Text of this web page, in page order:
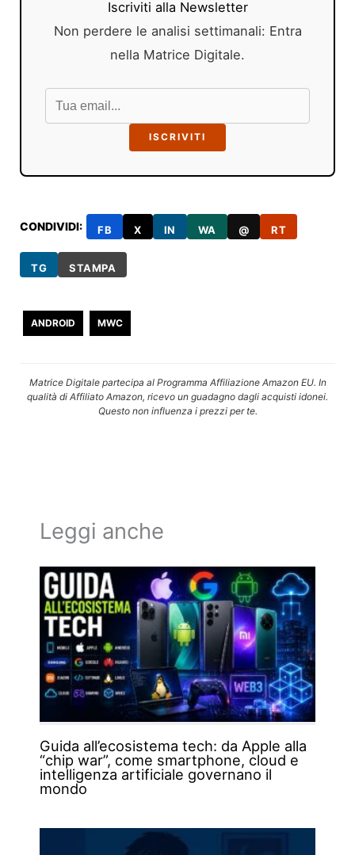
Iscriviti alla Newsletter
Non perdere le analisi settimanali: Entra
nella Matrice Digitale.
ISCRIVITI
CONDIVIDI: FB X IN WA @ RT
TG STAMPA
ANDROID MWC
Matrice Digitale partecipa al Programma Affiliazione Amazon EU. In
qualità di Affiliato Amazon, ricevo un guadagno dagli acquisti idonei.
Questo non influenza i prezzi per te.
Leggi anche
Guida all’ecosistema tech: da Apple alla
“chip war”, come smartphone, cloud e
intelligenza artificiale governano il
mondo